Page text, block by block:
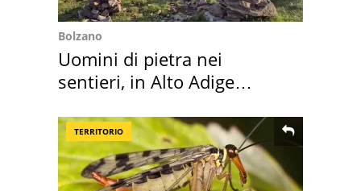
Bolzano
Uomini di pietra nei
sentieri, in Alto Adige
TERRITORIO